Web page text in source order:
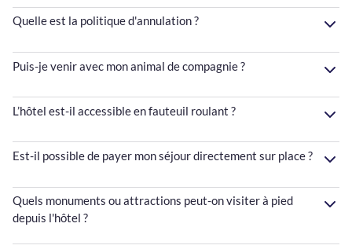
Quelle est la politique d'annulation ?
Puis-je venir avec mon animal de compagnie ?
L’hôtel est-il accessible en fauteuil roulant ?
Est-il possible de payer mon séjour directement sur place ?
Quels monuments ou attractions peut-on visiter à pied
depuis l'hôtel ?